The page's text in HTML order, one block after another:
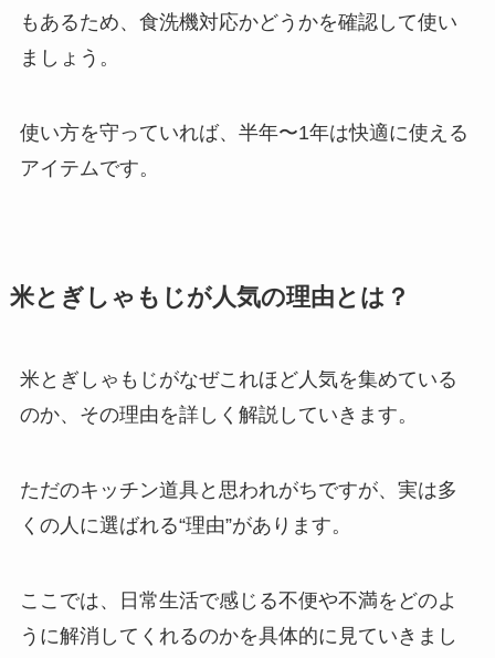
もあるため、食洗機対応かどうかを確認して使い
ましょう。
使い方を守っていれば、半年〜1年は快適に使える
アイテムです。
米とぎしゃもじが人気の理由とは？
米とぎしゃもじがなぜこれほど人気を集めている
のか、その理由を詳しく解説していきます。
ただのキッチン道具と思われがちですが、実は多
くの人に選ばれる“理由”があります。
ここでは、日常生活で感じる不便や不満をどのよ
うに解消してくれるのかを具体的に見ていきまし